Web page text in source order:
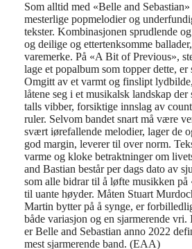
Som alltid med «Belle and Sebastian»
mesterlige popmelodier og
tekster. Kombinasjonen sprudlende
og deilige og ettertenksomme
varemerke. På «A Bit of Previous»,
lage et popalbum som topper dette,
Omgitt av et varmt og finslipt
låtene seg i et musikalsk landskap
talls vibber, forsiktige innslag av
ruler. Selvom bandet snart må være
svært iørefallende melodier, lager de
god margin, leverer til over norm.
varme og kloke betraktninger om
and Bastian består per dags dato av
som alle bidrar til å løfte musikken
til uante høyder. Måten Stuart
Martin bytter på å synge, er
både variasjon og en sjarmerende
er Belle and Sebastian anno 2022
mest sjarmerende band. (EAA)